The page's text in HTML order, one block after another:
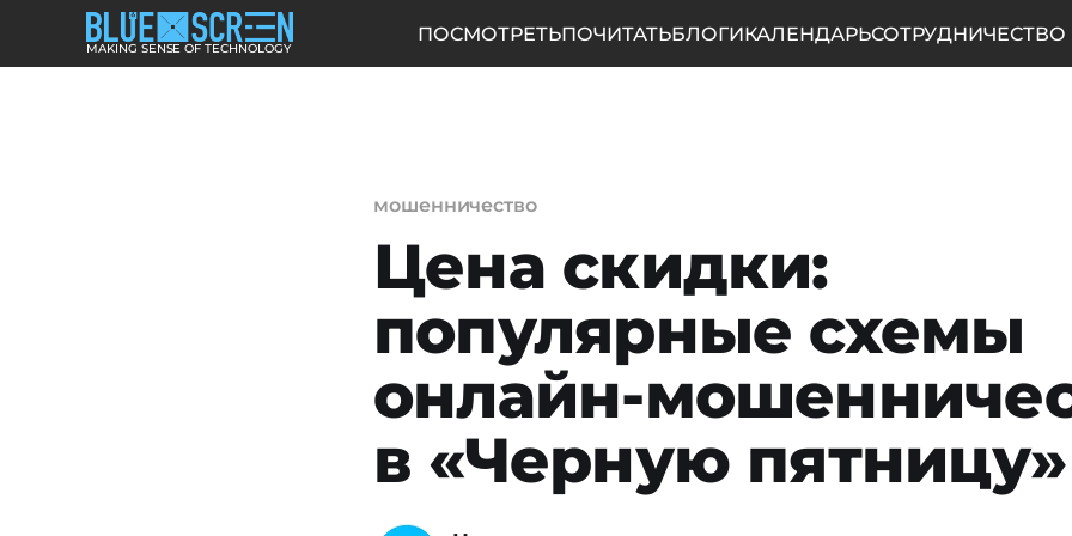
MAKING SENSE OF TECHNOLOGY
ПОСМОТРЕТЬПОЧИТАТЬБЛОГИКАЛЕНДАРЬСОТРУДНИЧЕСТВО
мошенничество
Цена скидки:
популярные схемы
онлайн-
в «Черную пятницу»